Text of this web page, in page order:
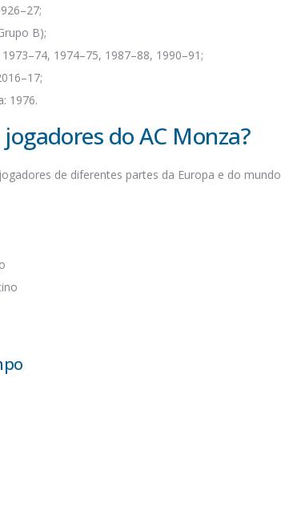
B);
1974–75, 1987–88, 1990–91;
1976.
do AC Monza?
de diferentes partes da Europa e do